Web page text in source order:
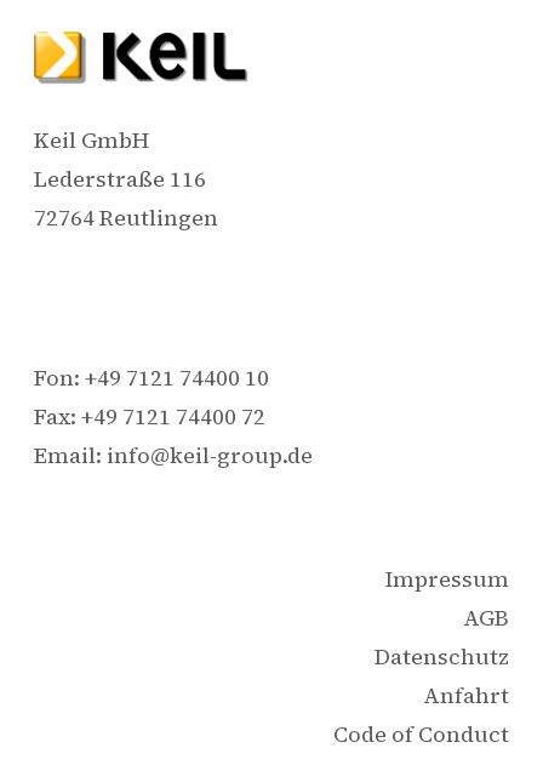
Keil GmbH
Lederstraße 116
72764 Reutlingen
Fon: +49 7121 74400 10
Fax: +49 7121 74400 72
Email: info@keil-group.de
Impressum
AGB
Datenschutz
Anfahrt
Code of Conduct